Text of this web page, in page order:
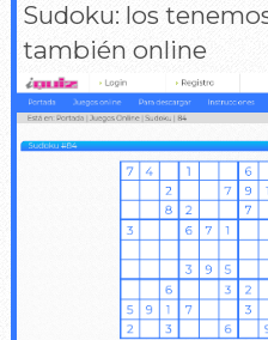
Sudoku: los
también online